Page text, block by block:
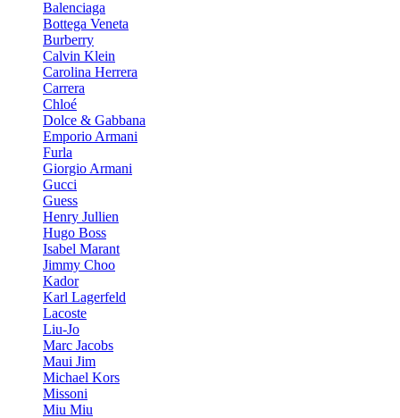
Balenciaga
Bottega Veneta
Burberry
Calvin Klein
Carolina Herrera
Carrera
Chloé
Dolce & Gabbana
Emporio Armani
Furla
Giorgio Armani
Gucci
Guess
Henry Jullien
Hugo Boss
Isabel Marant
Jimmy Choo
Kador
Karl Lagerfeld
Lacoste
Liu-Jo
Marc Jacobs
Maui Jim
Michael Kors
Missoni
Miu Miu